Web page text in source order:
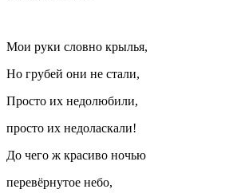
Мои руки словно крылья,
Но грубей они не стали,
Просто их недолюбили,
просто их недоласкали!
До чего ж красиво ночью
перевёрнутое небо,